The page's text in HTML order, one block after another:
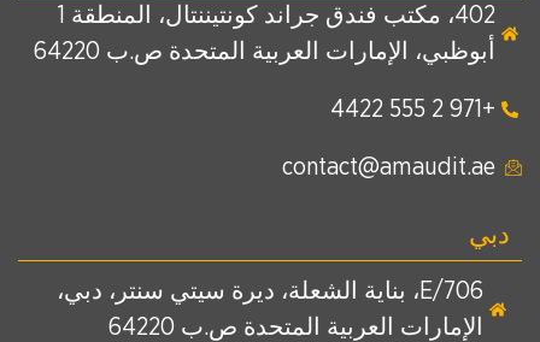
402، مكتب فندق جراند كونتيننتال، المنطقة 1
أبوظبي، الإمارات العربية المتحدة ص.ب 64220
+971 2 555 4422
contact@amaudit.ae
دبي
E/706، بناية الشعلة، ديرة سيتي سنتر، دبي،
الإمارات العربية المتحدة ص.ب 64220